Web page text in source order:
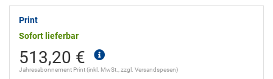
Print
Sofort lieferbar
513,20 €
Jahresabonnement Print (inkl. MwSt., zzgl. Versandspesen)